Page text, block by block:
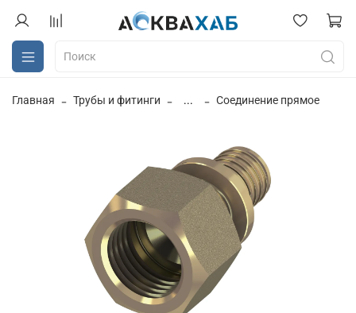
Главная Трубы и фитинги ... Соединение прямое